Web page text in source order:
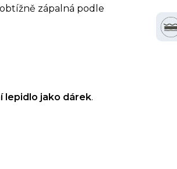
zápalná podle
lepidlo jako dárek.